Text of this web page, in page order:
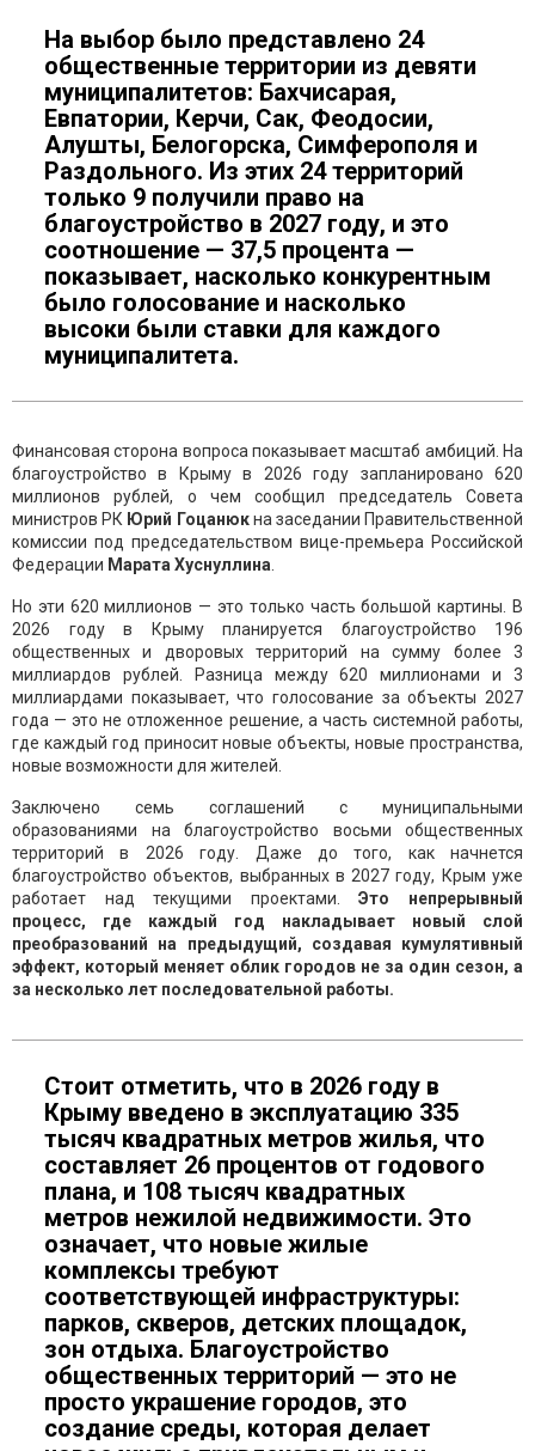
На выбор было представлено 24
общественные территории из девяти
муниципалитетов: Бахчисарая,
Евпатории, Керчи, Сак, Феодосии,
Алушты, Белогорска, Симферополя и
Раздольного. Из этих 24 территорий
только 9 получили право на
благоустройство в 2027 году, и это
соотношение — 37,5 процента —
показывает, насколько конкурентным
было голосование и насколько
высоки были ставки для каждого
муниципалитета.
Финансовая сторона вопроса показывает масштаб амбиций. На
благоустройство в Крыму в 2026 году запланировано 620
миллионов рублей, о чем сообщил председатель Совета
министров РК Юрий Гоцанюкна заседании Правительственной
комиссии под председательством вице-премьера Российской
Федерации Марата Хуснуллина
Но эти 620 миллионов — это только часть большой картины. В
2026 году в Крыму планируется благоустройство 196
общественных и дворовых территорий на сумму более 3
миллиардов рублей. Разница между 620 миллионами и 3
миллиардами показывает, что голосование за объекты 2027
года — это не отложенное решение, а часть системной работы,
где каждый год приносит новые объекты, новые пространства,
новые возможности для жителей.
Заключено семь соглашений с муниципальными
образованиями на благоустройство восьми общественных
территорий в 2026 году. Даже до того, как начнется
благоустройство объектов, выбранных в 2027 году, Крым уже
работает над текущими проектами.Это непрерывный
процесс, где каждый год накладывает новый слой
преобразований на предыдущий, создавая кумулятивный
эффект, который меняет облик городов не за один сезон, а
за несколько лет последовательной работы.
Стоит отметить, что в 2026 году в
Крыму введено в эксплуатацию 335
тысяч квадратных метров жилья, что
составляет 26 процентов от годового
плана, и 108 тысяч квадратных
метров нежилой недвижимости. Это
означает, что новые жилые
комплексы требуют
соответствующей инфраструктуры:
парков, скверов, детских площадок,
зон отдыха. Благоустройство
общественных территорий — это не
просто украшение городов, это
создание среды, которая делает